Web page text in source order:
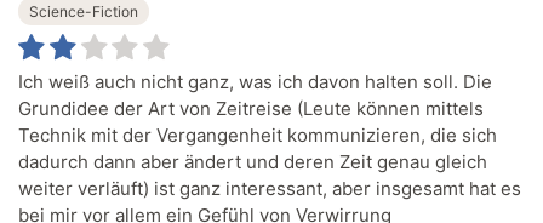
Science-Fiction
Ich weiß auch nicht ganz, was ich davon halten soll. Die
Grundidee der Art von Zeitreise (Leute können mittels
Technik mit der Vergangenheit kommunizieren, die sich
dadurch dann aber ändert und deren Zeit genau gleich
weiter verläuft) ist ganz interessant, aber insgesamt hat es
bei mir vor allem ein Gefühl von Verwirrung